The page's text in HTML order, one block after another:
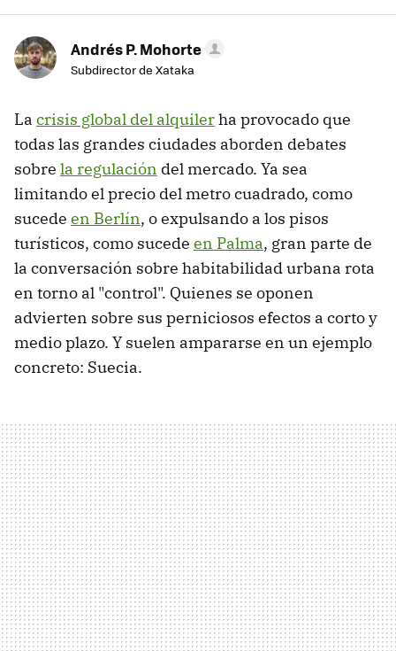
Andrés P. Mohorte
Subdirector de Xataka
La crisis global del alquilerha provocado que
todas las grandes ciudades aborden debates
sobre la regulación del mercado. Ya sea
limitando el precio del metro cuadrado, como
sucede en Berlín, o expulsando a los pisos
turísticos, como sucede en Palma, gran parte de
la conversación sobre habitabilidad urbana rota
en torno al "control". Quienes se oponen
advierten sobre sus perniciosos efectos a corto y
medio plazo. Y suelen ampararse en un ejemplo
concreto: Suecia.